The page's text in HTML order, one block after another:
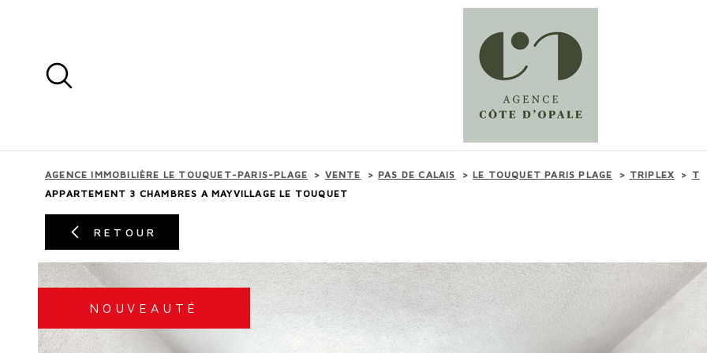
recherche
AGENCE IMMOBILIÈRE LE TOUQUET-PARIS-PLAGE VENTE PAS DE CALAIS LE TOUQUET PARIS PLAGE TRIPLEX
T
APPARTEMENT 3 CHAMBRES A MAYVILLAGE LE TOUQUET
RETOUR
NOUVEAUTÉ